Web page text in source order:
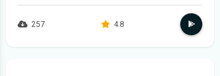
257
4.8